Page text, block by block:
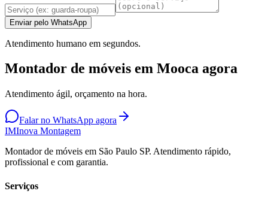
Enviar pelo WhatsApp
Atendimento humano em segundos.
Montador de móveis em Mooca agora
Atendimento ágil, orçamento na hora.
Falar no WhatsApp agora
IMInova Montagem
Montador de móveis em São Paulo SP. Atendimento rápido,
profissional e com garantia.
Serviços